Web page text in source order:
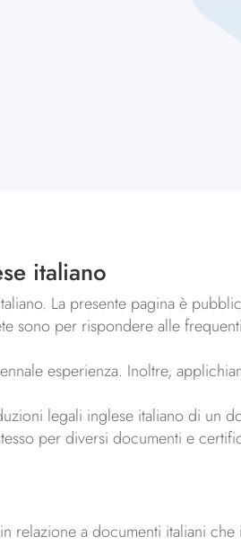
italiano
La presente pagina è
sono per rispondere alle
esperienza. Inoltre,
legali inglese italiano di un
per diversi documenti e
relazione a documenti italiani che